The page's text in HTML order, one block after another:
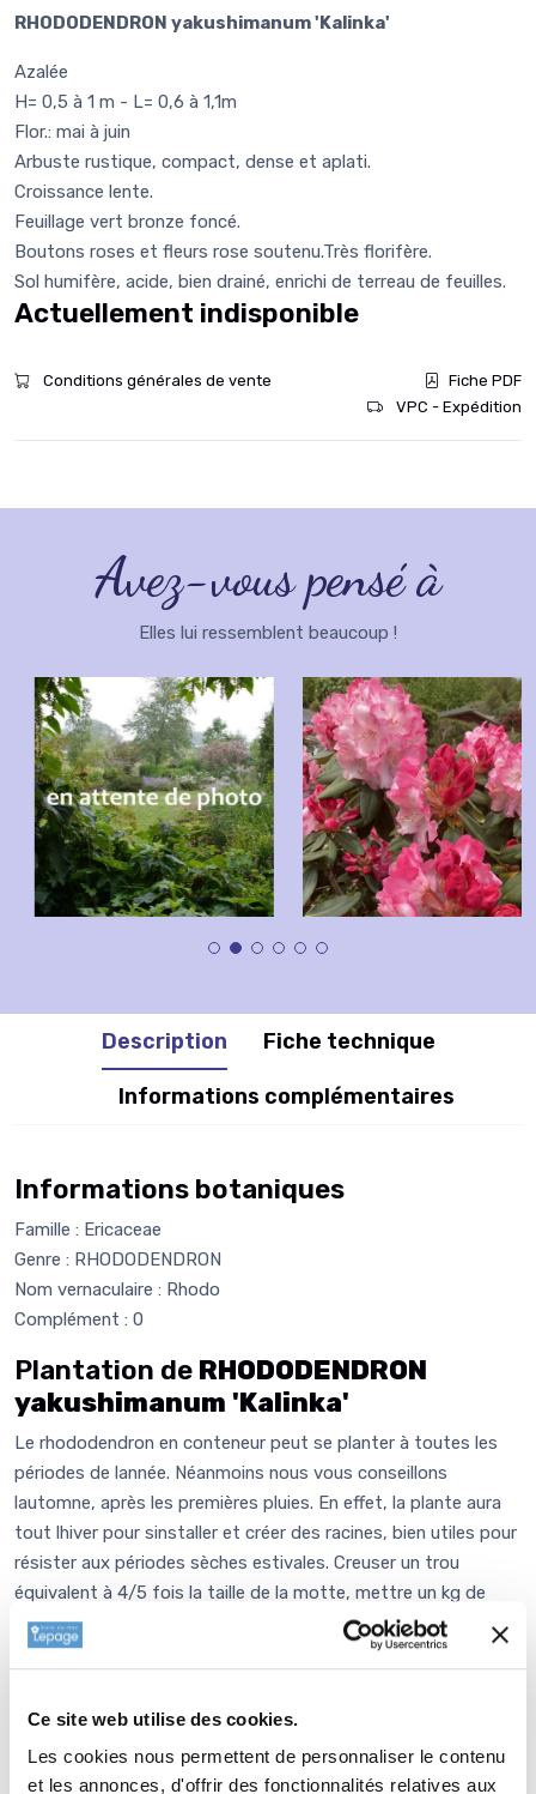
Ce site web utilise des cookies.
Les cookies nous permettent de personnaliser le contenu
et les annonces, d'offrir des fonctionnalités relatives aux
RHODODENDRON yakushimanum 'Kalinka'
Azalée
H= 0,5 à 1 m - L= 0,6 à 1,1m
Flor.: mai à juin
Arbuste rustique, compact, dense et aplati.
Croissance lente.
Feuillage vert bronze foncé.
Boutons roses et fleurs rose soutenu.Très florifère.
Sol humifère, acide, bien drainé, enrichi de terreau de feuilles.
Actuellement indisponible
Conditions générales de vente
Fiche PDF
VPC - Expédition
Avez-vous pensé à
Elles lui ressemblent beaucoup !
Description Fiche technique
Informations complémentaires
Informations botaniques
Famille : Ericaceae
Genre : RHODODENDRON
Nom vernaculaire : Rhodo
Complément : 0
Plantation de RHODODENDRON
yakushimanum 'Kalinka'
Le rhododendron en conteneur peut se planter à toutes les
périodes de lannée. Néanmoins nous vous conseillons
lautomne, après les premières pluies. En effet, la plante aura
tout lhiver pour sinstaller et créer des racines, bien utiles pour
résister aux périodes sèches estivales. Creuser un trou
équivalent à 4/5 fois la taille de la motte, mettre un kg de
corne broyée (de la nourriture pour 3ans !) ou à défaut,
léquivalent en BOCHEVO. Rajouter 3/5 cm de terre et venir
ce quil reste le moins dair possible. Reboucher et arroser si
rhododendron est une plante de terre acide. En terrain